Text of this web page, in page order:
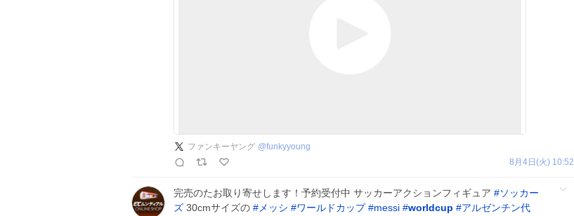
ファンキーヤング @funkyyoung
8月4日(火) 10:52
完売のたお取り寄せします！予約受付中 サッカーアクションフィギュア #ソッカー
ズ 30cmサイズの # メッシ #ワールドカップ #messi #worldcup #アルゼンチン代